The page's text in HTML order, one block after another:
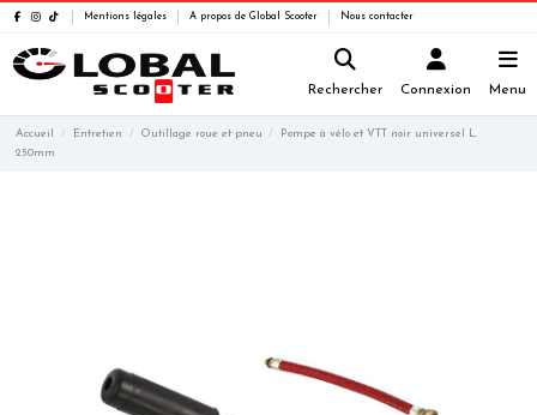
Mentions légales A propos de Global Scooter Nous contacter
Rechercher Connexion Menu
Accueil Entretien Outillage roue et pneu
Pompe à vélo et VTT noir universel L.
250mm